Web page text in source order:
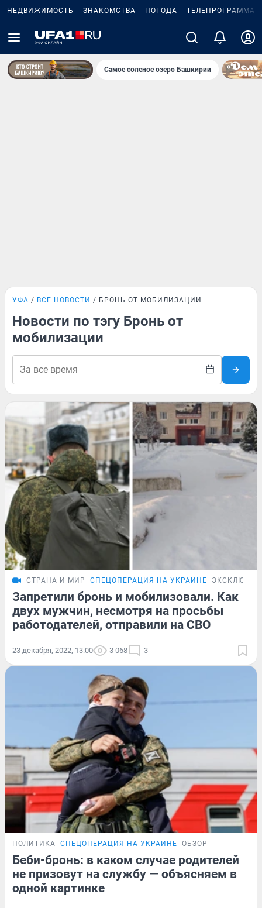
НЕДВИЖИМОСТЬ ЗНАКОМСТВА ПОГОДА ТЕЛЕПРОГРАММА
Самое соленое озеро Башкирии
УФА ВСЕ НОВОСТИ БРОНЬ ОТ МОБИЛИЗАЦИИ
Новости по тэгу Бронь от
мобилизации
СТРАНА И МИР СПЕЦОПЕРАЦИЯ НА УКРАИНЕ ЭКСКЛЮЗИВ
Запретили бронь и мобилизовали. Как
двух мужчин, несмотря на просьбы
работодателей, отправили на СВО
23 декабря, 2022, 13:00 3 068 3
ПОЛИТИКА СПЕЦОПЕРАЦИЯ НА УКРАИНЕ ОБЗОР
Беби-бронь: в каком случае родителей
не призовут на службу — объясняем в
одной картинке